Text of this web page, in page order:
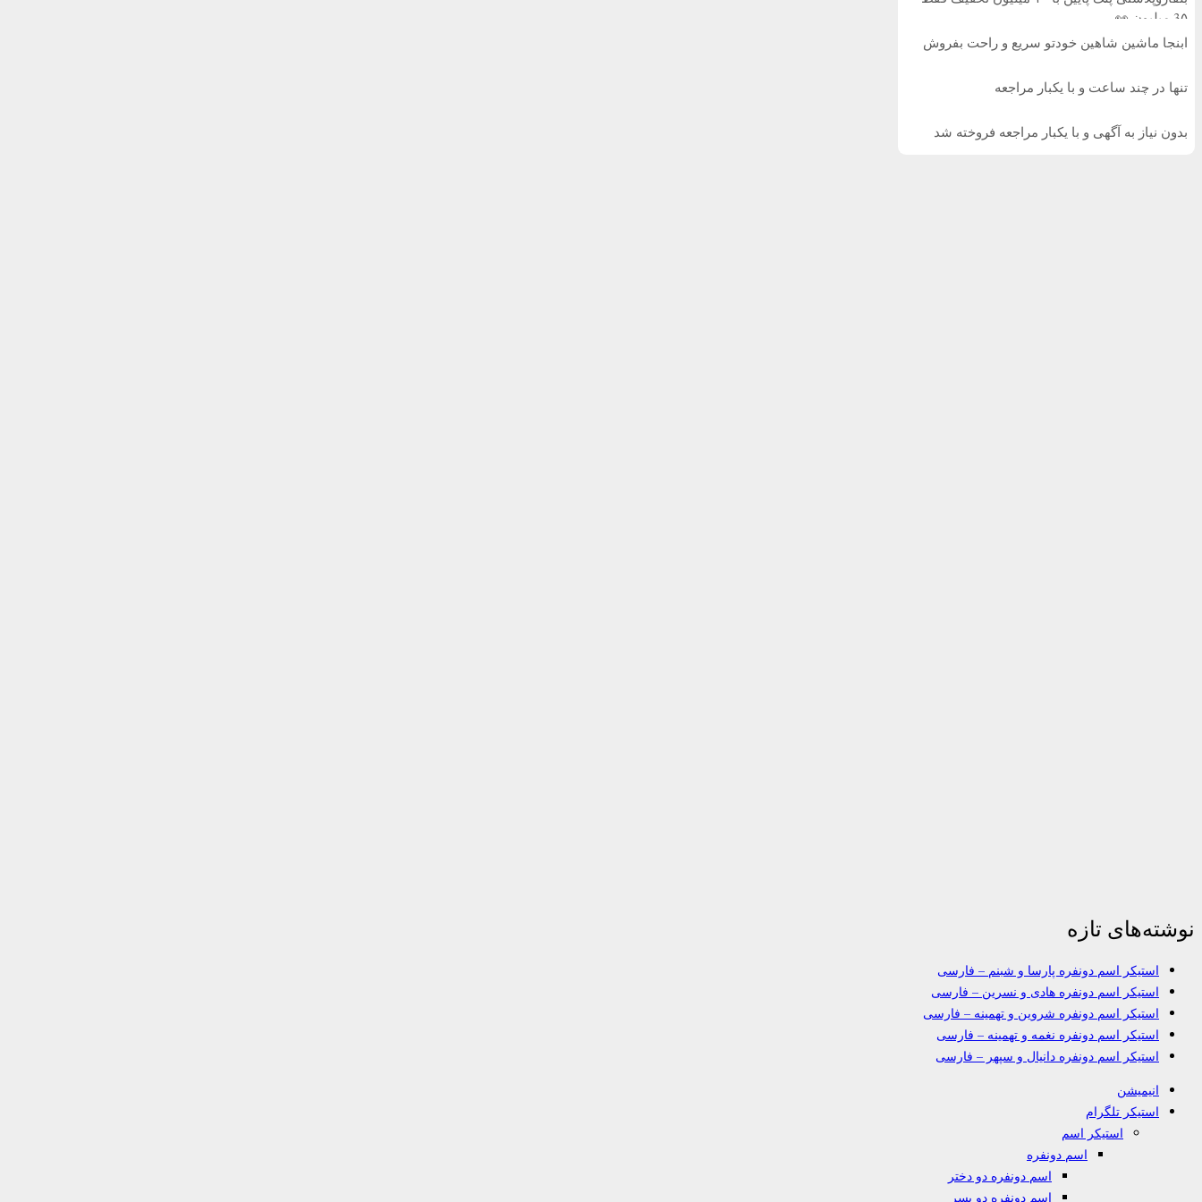
3۵ میلیون 👀
ابنجا ماشین شاهین خودتو سریع و راحت بفروش
تنها در چند ساعت و با یکبار مراجعه
بدون نیاز به آگهی و با یکبار مراجعه فروخته شد
نوشته‌های تازه
استیکر اسم دونفره پارسا و شبنم – فارسی
استیکر اسم دونفره هادی و نسرین – فارسی
استیکر اسم دونفره شروین و تهمینه – فارسی
استیکر اسم دونفره نغمه و تهمینه – فارسی
استیکر اسم دونفره دانیال و سپهر – فارسی
انیمیشن
استیکر تلگرام
استیکر اسم
اسم دونفره
اسم دونفره دو دختر
اسم دونفره دو پسر